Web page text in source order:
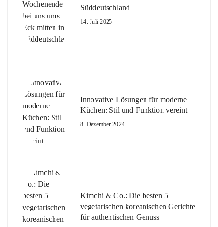
Süddeutschland
14. Juli 2025
Innovative Lösungen für moderne
Küchen: Stil und Funktion vereint
8. Dezember 2024
Kimchi & Co.: Die besten 5
vegetarischen koreanischen Gerichte
für authentischen Genuss